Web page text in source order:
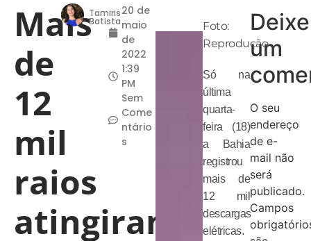
Mais
de
12
mil
raios
atingiram
Tamiris
Batista
20 de
maio
de
2022
1:39
PM
Sem
Come
ntário
s
Foto:
Reprodução
Só na
última
quarta-
feira (18)
a Bahia
registrou
mais de
12 mil
descargas
elétricas.
Deixe
um
O seu
endereço
de e-
mail não
será
publicado.
Campos